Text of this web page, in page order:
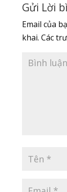
Gửi Lời
Email của
khai. Các